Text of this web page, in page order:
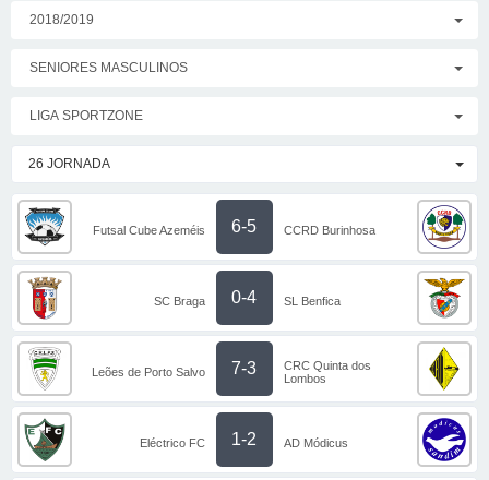
2018/2019
SENIORES MASCULINOS
LIGA SPORTZONE
26 JORNADA
Futsal Cube Azeméis 6-5 CCRD Burinhosa
SC Braga 0-4 SL Benfica
Leões de Porto Salvo 7-3
CRC Quinta dos
Lombos
Eléctrico FC 1-2 AD Módicus